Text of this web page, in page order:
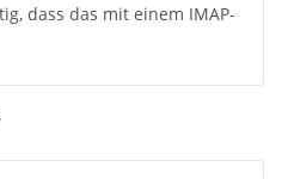
dass das mit einem IMAP-